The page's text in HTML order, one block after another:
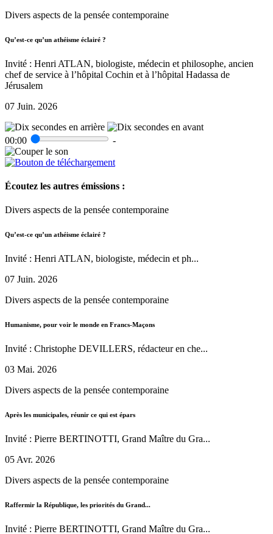
Divers aspects de la pensée contemporaine
Qu’est-ce qu’un athéisme éclairé ?
Invité : Henri ATLAN, biologiste, médecin et philosophe, ancien
chef de service à l’hôpital Cochin et à l’hôpital Hadassa de
Jérusalem
07 Juin. 2026
00:00 -
Écoutez les autres émissions :
Divers aspects de la pensée contemporaine
Qu’est-ce qu’un athéisme éclairé ?
Invité : Henri ATLAN, biologiste, médecin et ph...
07 Juin. 2026
Divers aspects de la pensée contemporaine
Humanisme, pour voir le monde en Francs-Maçons
Invité : Christophe DEVILLERS, rédacteur en che...
03 Mai. 2026
Divers aspects de la pensée contemporaine
Après les municipales, réunir ce qui est épars
Invité : Pierre BERTINOTTI, Grand Maître du Gra...
05 Avr. 2026
Divers aspects de la pensée contemporaine
Raffermir la République, les priorités du Grand...
Invité : Pierre BERTINOTTI, Grand Maître du Gra...